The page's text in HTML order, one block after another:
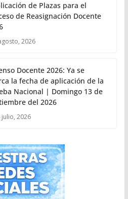
de Plazas para el
de Reasignación Docente
2026
Docente 2026: Ya se
la fecha de aplicación de la
Nacional | Domingo 13 de
del 2026
julio, 2026